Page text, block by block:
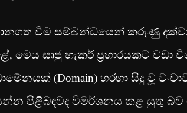
වීම සම්බන්ධයෙන් කරුණු
මෙය සෘජු හැකර් ප්‍රහාරයකට
(Domain) හරහා සිදු වූ
පිළිබඳවද විමර්ශනය කළ යුතු බව